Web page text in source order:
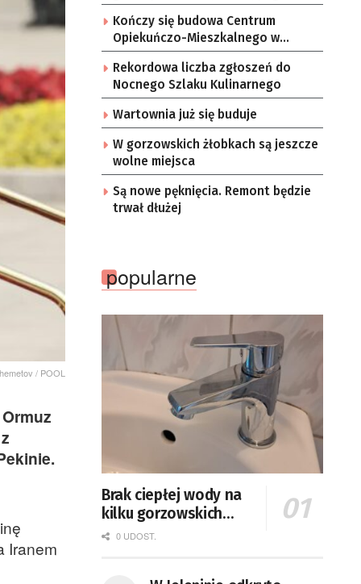
/ POOL
Iranem
z innych krajów
Kończy się budowa Centrum
Opiekuńczo-Mieszkalnego w
Zielonej Górze
Rekordowa liczba zgłoszeń do
Nocnego Szlaku Kulinarnego
Wartownia już się buduje
W gorzowskich żłobkach są jeszcze
wolne miejsca
Są nowe pęknięcia. Remont będzie
trwał dłużej
popularne
Brak ciepłej wody na
kilku gorzowskich
osiedlach
0 UDOST.